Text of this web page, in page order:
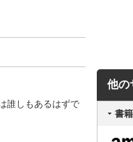
誰しもあるはずで
他の
書